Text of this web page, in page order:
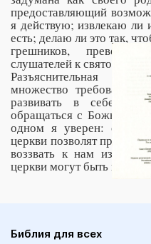
предоставляющий
я действую; извлекаю ли
есть; делаю ли это так,
грешников,
слушателей к святости?
Разъяснительная
множество требований
развивать в себе
обращаться с Божьим
одном я уверен: если
церкви позволят
воззвать к нам из
церкви могут быть
Библия для всех